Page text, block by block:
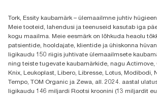
Leia Tork maaletooja
Essity Estonia OÜ
Reti Tee 9, Peetri alevik, Rae vald
Harju maakond
75312 Estonia
Tork, Essity kaubamärk – ülemaailmne juhtiv
Meie tooteid, lahendusi ja teenuseid kasutab iga
kogu maailma. Meie eesmärk on lõhkuda heaolu
patsientide, hooldajate, klientide ja ühiskonna
ligikaudu 150 riigis juhtivate ülemaailmsete
ning teiste tugevate kaubamärkide, nagu Actimove,
Knix, Leukoplast, Libero, Libresse, Lotus, Modibodi,
Tempo, TOM Organic ja Zewa, all. 2024. aastal
ligikaudu 146 miljardi Rootsi kroonini (13 miljardit